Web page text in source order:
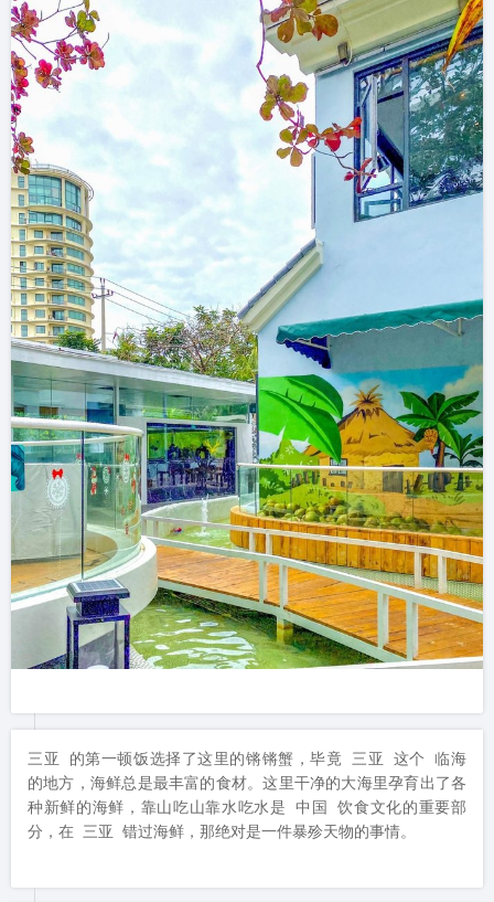
三亚 的第一顿饭选择了这里的锵锵蟹，毕竟 三亚 这个 临海
的地方，海鲜总是最丰富的食材。这里干净的大海里孕育出了各
种新鲜的海鲜，靠山吃山靠水吃水是 中国 饮食文化的重要部
分，在 三亚 错过海鲜，那绝对是一件暴殄天物的事情。